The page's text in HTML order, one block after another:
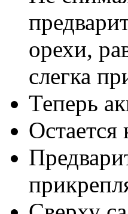
орехи,
слегка
Теперь
Остается